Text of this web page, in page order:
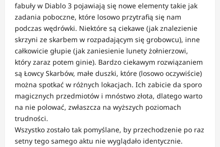
fabuły w Diablo 3 pojawiają się nowe elementy takie jak
zadania poboczne, które losowo przytrafią się nam
podczas wędrówki. Niektóre są ciekawe (jak znalezienie
skrzyni ze skarbem w rozpadającym się grobowcu), inne
całkowicie głupie (jak zaniesienie lunety żołnierzowi,
który zaraz potem ginie). Bardzo ciekawym rozwiązaniem
są Łowcy Skarbów, małe duszki, które (losowo oczywiście)
można spotkać w różnych lokacjach. Ich zabicie da sporo
magicznych przedmiotów i mnóstwo złota, dlatego warto
na nie polować, zwłaszcza na wyższych poziomach
trudności.
Wszystko zostało tak pomyślane, by przechodzenie po raz
setny tego samego aktu nie wyglądało identycznie.